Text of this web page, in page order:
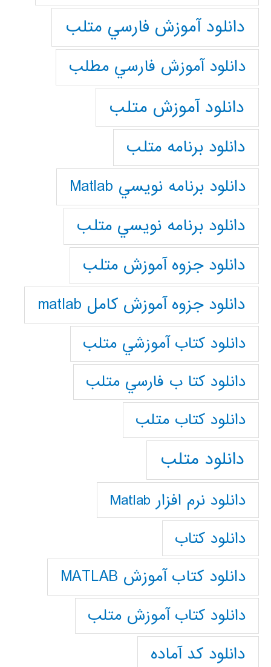
دانلود آموزش فارسي متلب
دانلود آموزش فارسي مطلب
دانلود آموزش متلب
دانلود برنامه متلب
دانلود برنامه نويسي Matlab
دانلود برنامه نويسي متلب
دانلود جزوه آموزش متلب
دانلود جزوه آموزش کامل matlab
دانلود كتاب آموزشي متلب
دانلود كتا ب فارسي متلب
دانلود كتاب متلب
دانلود متلب
دانلود نرم افزار Matlab
دانلود کتاب
دانلود کتاب آموزش MATLAB
دانلود کتاب آموزش متلب
دانلود کد آماده